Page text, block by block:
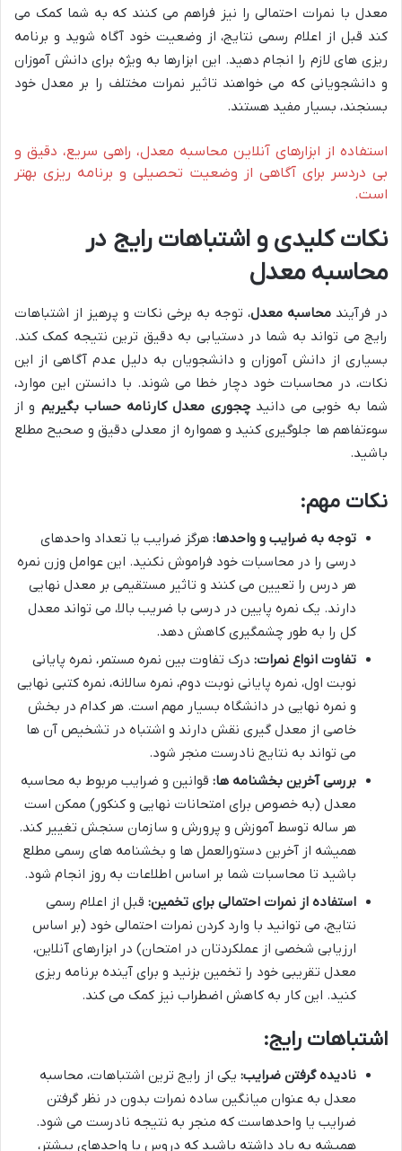
معدل با نمرات احتمالی را نیز فراهم می کنند که به شما کمک می
کند قبل از اعلام رسمی نتایج، از وضعیت خود آگاه شوید و برنامه
ریزی های لازم را انجام دهید. این ابزارها به ویژه برای دانش آموزان
و دانشجویانی که می خواهند تاثیر نمرات مختلف را بر معدل خود
بسنجند، بسیار مفید هستند.
استفاده از ابزارهای آنلاین محاسبه معدل، راهی سریع، دقیق و
بی دردسر برای آگاهی از وضعیت تحصیلی و برنامه ریزی بهتر
است.
نکات کلیدی و اشتباهات رایج در
محاسبه معدل
در فرآیند محاسبه معدل، توجه به برخی نکات و پرهیز از اشتباهات
رایج می تواند به شما در دستیابی به دقیق ترین نتیجه کمک کند.
بسیاری از دانش آموزان و دانشجویان به دلیل عدم آگاهی از این
نکات، در محاسبات خود دچار خطا می شوند. با دانستن این موارد،
شما به خوبی می دانیدچجوری معدل کارنامه حساب بگیریم و از
سوءتفاهم ها جلوگیری کنید و همواره از معدلی دقیق و صحیح مطلع
باشید.
نکات مهم:
توجه به ضرایب و واحدها: هرگز ضرایب یا تعداد واحدهای
درسی را در محاسبات خود فراموش نکنید. این عوامل وزن نمره
هر درس را تعیین می کنند و تاثیر مستقیمی بر معدل نهایی
دارند. یک نمره پایین در درسی با ضریب بالا، می تواند معدل
کل را به طور چشمگیری کاهش دهد.
تفاوت انواع نمرات: درک تفاوت بین نمره مستمر، نمره پایانی
نوبت اول، نمره پایانی نوبت دوم، نمره سالانه، نمره کتبی نهایی
و نمره نهایی در دانشگاه بسیار مهم است. هر کدام در بخش
خاصی از معدل گیری نقش دارند و اشتباه در تشخیص آن ها
می تواند به نتایج نادرست منجر شود.
بررسی آخرین بخشنامه ها: قوانین و ضرایب مربوط به محاسبه
معدل (به خصوص برای امتحانات نهایی و کنکور) ممکن است
هر ساله توسط آموزش و پرورش و سازمان سنجش تغییر کند.
همیشه از آخرین دستورالعمل ها و بخشنامه های رسمی مطلع
باشید تا محاسبات شما بر اساس اطلاعات به روز انجام شود.
استفاده از نمرات احتمالی برای تخمین: قبل از اعلام رسمی
نتایج، می توانید با وارد کردن نمرات احتمالی خود (بر اساس
ارزیابی شخصی از عملکردتان در امتحان) در ابزارهای آنلاین،
معدل تقریبی خود را تخمین بزنید و برای آینده برنامه ریزی
کنید. این کار به کاهش اضطراب نیز کمک می کند.
اشتباهات رایج:
نادیده گرفتن ضرایب: یکی از رایج ترین اشتباهات، محاسبه
معدل به عنوان میانگین ساده نمرات بدون در نظر گرفتن
ضرایب یا واحدهاست که منجر به نتیجه نادرست می شود.
همیشه به یاد داشته باشید که دروس با واحدهای بیشتر،